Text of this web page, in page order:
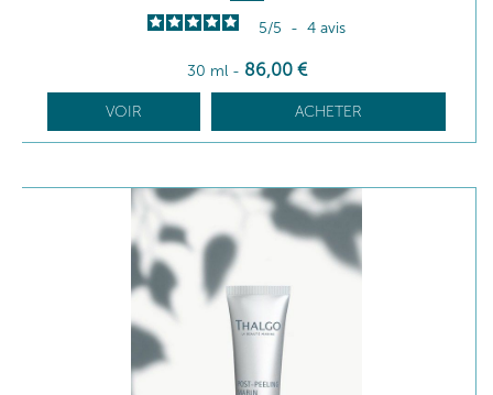
5/5 - 4 avis
30 ml - 86,00 €
VOIR ACHETER